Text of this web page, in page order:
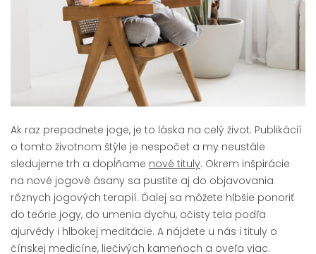
Ak raz prepadnete joge, je to láska na celý život. Publikácií
o tomto životnom štýle je nespočet a my neustále
sledujeme trh a dopĺňame nové tituly. Okrem inšpirácie
na nové jogové ásany sa pustite aj do objavovania
rôznych jogových terapií. Ďalej sa môžete hlbšie ponoriť
do teórie jogy, do umenia dychu, očisty tela podľa
ajurvédy i hlbokej meditácie. A nájdete u nás i tituly o
čínskej medicíne, liečivých kameňoch a oveľa viac.